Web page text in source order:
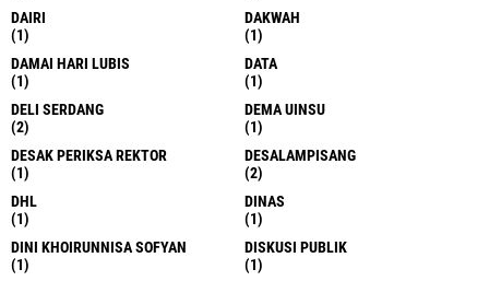
DAIRI
(1)
DAKWAH
(1)
DAMAI HARI LUBIS
(1)
DATA
(1)
DELI SERDANG
(2)
DEMA UINSU
(1)
DESAK PERIKSA REKTOR
(1)
DESALAMPISANG
(2)
DHL
(1)
DINAS
(1)
DINI KHOIRUNNISA SOFYAN
(1)
DISKUSI PUBLIK
(1)